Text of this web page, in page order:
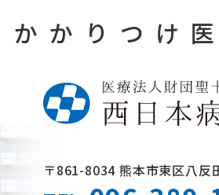
かかりつけ
〒861-8034 熊本市東区八反